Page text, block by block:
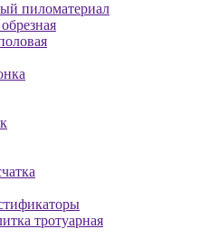
пиломатериал
тротуарная